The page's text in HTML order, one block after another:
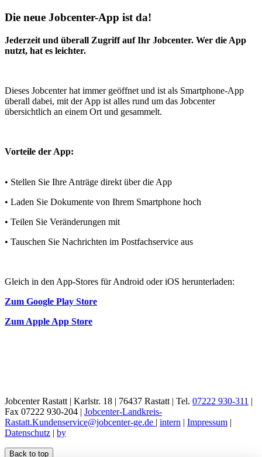
Die neue Jobcenter-App ist da!
Jederzeit und überall Zugriff auf Ihr Jobcenter. Wer die App
nutzt, hat es leichter.
Dieses Jobcenter hat immer geöffnet und ist als Smartphone-App
überall dabei, mit der App ist alles rund um das Jobcenter
übersichtlich an einem Ort und gesammelt.
Vorteile der App:
• Stellen Sie Ihre Anträge direkt über die App
• Laden Sie Dokumente von Ihrem Smartphone hoch
• Teilen Sie Veränderungen mit
• Tauschen Sie Nachrichten im Postfachservice aus
Gleich in den App-Stores für Android oder iOS herunterladen:
Zum Google Play Store
Zum Apple App Store
Jobcenter Rastatt | Karlstr. 18 | 76437 Rastatt | Tel. 07222 930-311 |
Fax 07222 930-204 | Jobcenter-Landkreis-
Rastatt.Kundenservice@jobcenter-ge.de | intern | Impressum |
Datenschutz | by
Back to top